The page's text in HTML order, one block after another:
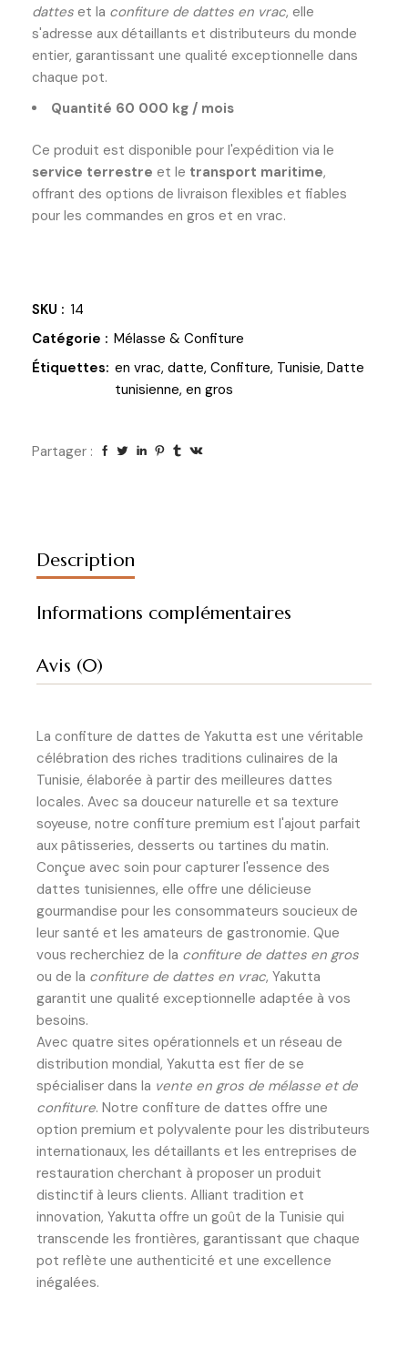
dattes et la confiture de dattes en vrac, elle
s'adresse aux détaillants et distributeurs du monde
entier, garantissant une qualité exceptionnelle dans
chaque pot.
Quantité 60 000 kg / mois
Ce produit est disponible pour l'expédition via le
service terrestre et le transport maritime,
offrant des options de livraison flexibles et fiables
pour les commandes en gros et en vrac.
SKU : 14
Catégorie : Mélasse & Confiture
Étiquettes: en vrac, datte, Confiture, Tunisie, Datte
tunisienne, en gros
Partager :
Description
Informations complémentaires
Avis (0)
La confiture de dattes de Yakutta est une véritable
célébration des riches traditions culinaires de la
Tunisie, élaborée à partir des meilleures dattes
locales. Avec sa douceur naturelle et sa texture
soyeuse, notre confiture premium est l'ajout parfait
aux pâtisseries, desserts ou tartines du matin.
Conçue avec soin pour capturer l'essence des
dattes tunisiennes, elle offre une délicieuse
gourmandise pour les consommateurs soucieux de
leur santé et les amateurs de gastronomie. Que
vous recherchiez de la confiture de dattes en gros
ou de la confiture de dattes en vrac, Yakutta
garantit une qualité exceptionnelle adaptée à vos
besoins.
Avec quatre sites opérationnels et un réseau de
distribution mondial, Yakutta est fier de se
spécialiser dans la vente en gros de mélasse et de
confiture. Notre confiture de dattes offre une
option premium et polyvalente pour les distributeurs
internationaux, les détaillants et les entreprises de
restauration cherchant à proposer un produit
distinctif à leurs clients. Alliant tradition et
innovation, Yakutta offre un goût de la Tunisie qui
transcende les frontières, garantissant que chaque
pot reflète une authenticité et une excellence
inégalées.